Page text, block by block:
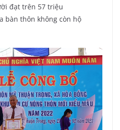
đạt trên 57 triệu
bàn thôn không còn hộ